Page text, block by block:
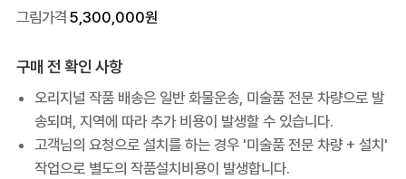
그림가격 5,300,000원
구매 전 확인 사항
오리지널 작품 배송은 일반 화물운송, 미술품 전문 차량으로 발
송되며, 지역에 따라 추가 비용이 발생할 수 있습니다.
고객님의 요청으로 설치를 하는 경우 '미술품 전문 차량 + 설치'
작업으로 별도의 작품설치비용이 발생합니다.